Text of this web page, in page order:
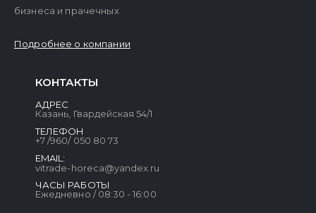
бизнеса и прачечных
Подробнее о компании
КОНТАКТЫ
АДРЕС
Казань, Гвардейская 54/1
ТЕЛЕФОН
+7 /960/ 050 80 73
EMAIL:
vitrade-horeca@yandex.ru
ЧАСЫ РАБОТЫ
Ежедневно / 08:30 - 16:00